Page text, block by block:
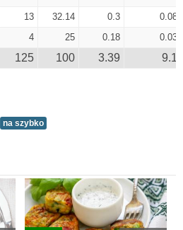
13 32.14 0.3
0.08
4 25 0.18 0.03
125 100 3.39 9.1
na szybko